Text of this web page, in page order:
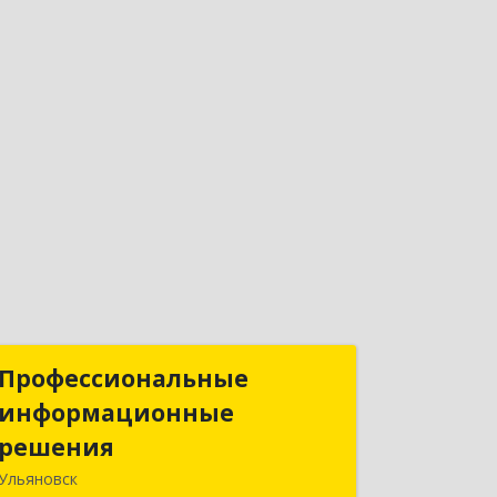
Профессиональные
информационные
решения
Профессиональные
информационные